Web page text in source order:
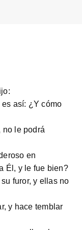
es así: ¿Y cómo
no le podrá
en
Él, y le fue bien?
furor, y ellas no
y hace temblar